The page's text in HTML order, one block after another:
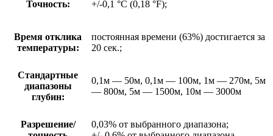
Точность: +/-0,1 °C (0,18 °F);
Время отклика
температуры:
постоянная времени (63%) достигается за
20 сек.;
Стандартные
диапазоны
глубин:
0,1м — 50м, 0,1м — 100м, 1м — 270м, 5м
— 800м, 5м — 1500м, 10м — 3000м
Разрешение/
0,03% от выбранного диапазона;